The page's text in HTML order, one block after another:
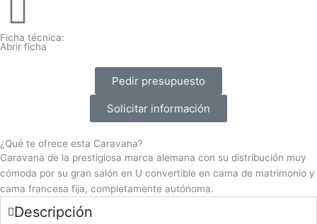
Ficha técnica:
Abrir ficha
Pedir presupuesto
Solicitar información
¿Qué te ofrece esta Caravana?
Caravana de la prestigiosa marca alemana con su distribución muy
cómoda por su gran salón en U convertible en cama de matrimonio y
cama francesa fija, completamente autónoma.
Descripción